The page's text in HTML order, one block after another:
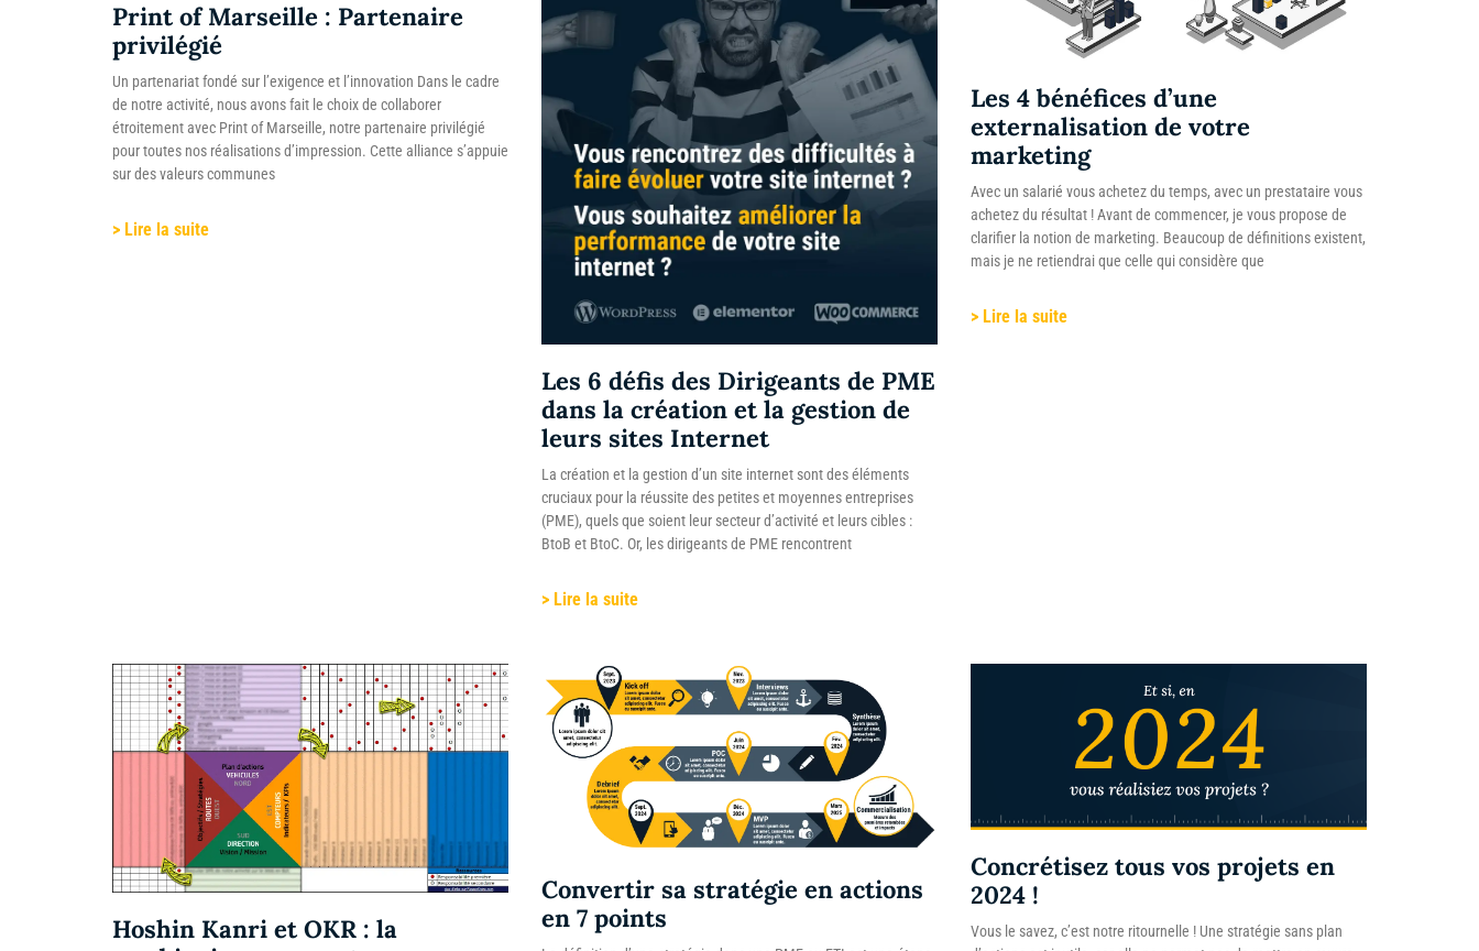
Print of Marseille : Partenaire
privilégié
Un partenariat fondé sur l’exigence et l’innovation Dans le cadre
de notre activité, nous avons fait le choix de collaborer
étroitement avec Print of Marseille, notre partenaire privilégié
pour toutes nos réalisations d’impression. Cette alliance s’appuie
sur des valeurs communes
> Lire la suite
Les 6 défis des Dirigeants de PME
dans la création et la gestion de
leurs sites Internet
La création et la gestion d’un site internet sont des éléments
cruciaux pour la réussite des petites et moyennes entreprises
(PME), quels que soient leur secteur d’activité et leurs cibles :
BtoB et BtoC. Or, les dirigeants de PME rencontrent
> Lire la suite
Les 4 bénéfices d’une
externalisation de votre
marketing
Avec un salarié vous achetez du temps, avec un prestataire vous
achetez du résultat ! Avant de commencer, je vous propose de
clarifier la notion de marketing. Beaucoup de définitions existent,
mais je ne retiendrai que celle qui considère que
> Lire la suite
Hoshin Kanri et OKR : la
Convertir sa stratégie en actions
en 7 points
Concrétisez tous vos projets en
2024 !
Vous le savez, c’est notre ritournelle ! Une stratégie sans plan